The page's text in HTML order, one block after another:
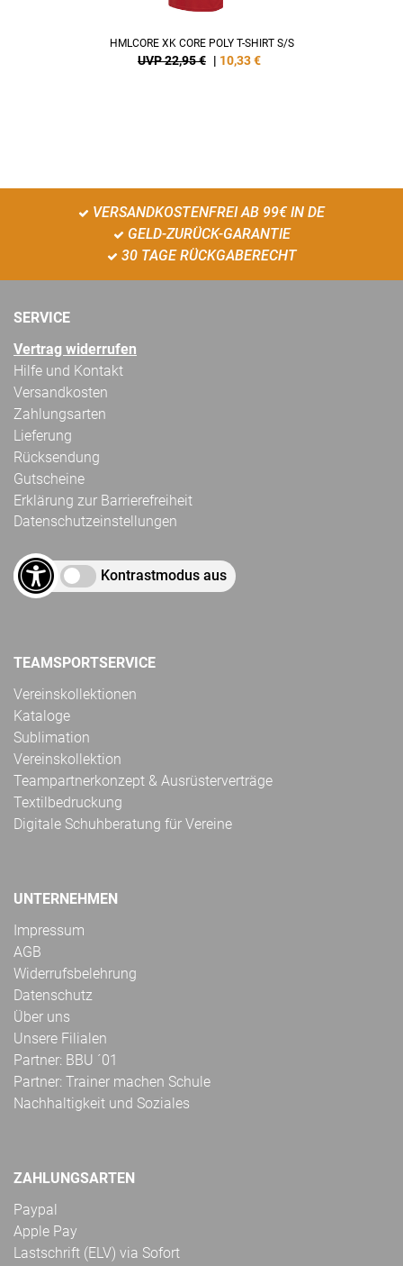
HMLCORE XK CORE POLY T-SHIRT S/S
UVP 22,95 € | 10,33€
VERSANDKOSTENFREI AB 99€ IN DE
GELD-ZURÜCK-GARANTIE
30 TAGE RÜCKGABERECHT
SERVICE
Vertrag widerrufen
Hilfe und Kontakt
Versandkosten
Zahlungsarten
Lieferung
Rücksendung
Gutscheine
Erklärung zur Barrierefreiheit
Datenschutzeinstellungen
Kontrastmodus aus
TEAMSPORTSERVICE
Vereinskollektionen
Kataloge
Sublimation
Vereinskollektion
Teampartnerkonzept & Ausrüsterverträge
Textilbedruckung
Digitale Schuhberatung für Vereine
UNTERNEHMEN
Impressum
AGB
Widerrufsbelehrung
Datenschutz
Über uns
Unsere Filialen
Partner: BBU ´01
Partner: Trainer machen Schule
Nachhaltigkeit und Soziales
ZAHLUNGSARTEN
Paypal
Apple Pay
Lastschrift (ELV) via Sofort